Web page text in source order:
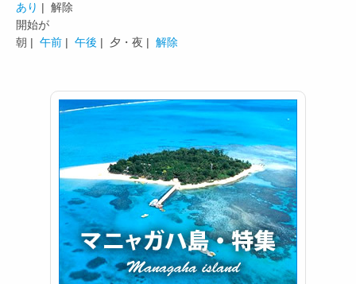
あり | 解除
開始が
朝 | 午前 | 午後 | 夕・夜 | 解除